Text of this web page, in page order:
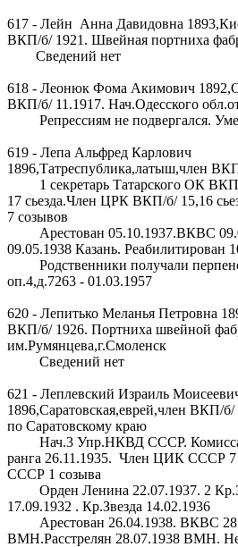
617 - Лейн Анна Давидовна
ВКП/б/ 1921. Швейная портниха
Сведений нет
618 - Леонюк Фома Акимович
ВКП/б/ 11.1917. Нач.Одесского
Репрессиям не подвергался.
619 - Лепа Альфред Карлович
1896,Татреспублика,латыш,член
1 секретарь Татарского ОК
17 сьезда.Член ЦРК ВКП/б/ 15,16
7 созывов
Арестован 05.10.1937.ВКВС
09.05.1938 Казань. Реабилитирован
Родственники получали
оп.4,д.7263 - 01.03.1957
620 - Лепитько Меланья Петровна
ВКП/б/ 1926. Портниха швейной
им.Румянцева,г.Смоленск
Сведений нет
621 - Леплевский Израиль
1896,Саратовская,еврей,член ВКП/
по Саратовскому краю
Нач.3 Упр.НКВД СССР. Комиссар
ранга 26.11.1935. Член ЦИК СССР 7
СССР 1 созыва
Орден Ленина 22.07.1937. 2
17.09.1932 . Кр.Звезда 14.02.1936
Арестован 26.04.1938. ВКВС
ВМН.Расстрелян 28.07.1938 ВМН. Не